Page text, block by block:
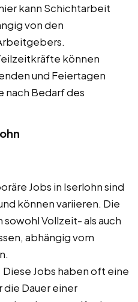
kann Schichtarbeit
von den
können
und Feiertagen
nach Bedarf des
Jobs in Iserlohn sind
können variieren. Die
Vollzeit- als auch
abhängig vom
Diese Jobs haben oft eine
die Dauer einer